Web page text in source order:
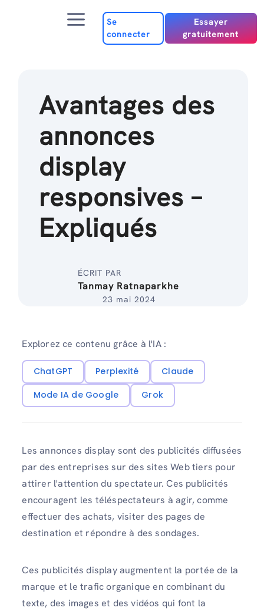
Menu
Se
connecter
Essayer
gratuitement
Avantages des
annonces
display
responsives –
Expliqués
ÉCRIT PAR
Tanmay Ratnaparkhe
23 mai 2024
Explorez ce contenu grâce à l'IA :
ChatGPT Perplexité
Claude
Mode IA de Google
Grok
Les annonces display sont des publicités diffusées
par des entreprises sur des sites Web tiers pour
attirer l'attention du spectateur. Ces publicités
encouragent les téléspectateurs à agir, comme
effectuer des achats, visiter des pages de
destination et répondre à des sondages.
Ces publicités display augmentent la portée de la
marque et le trafic organique en combinant du
texte, des images et des vidéos qui font la